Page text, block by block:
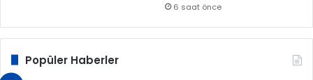
6 saat önce
Popüler Haberler